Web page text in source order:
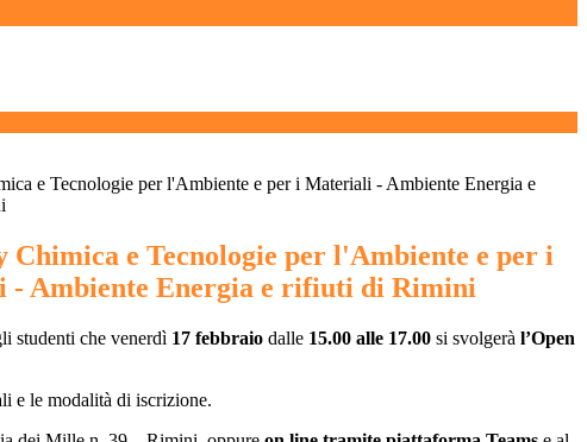
e Tecnologie per l'Ambiente e per i Materiali - Ambiente Energia e
Chimica e Tecnologie per l'Ambiente e per i
- Ambiente Energia e rifiuti di Rimini
studenti che venerdì 17 febbraio dalle 15.00 alle 17.00 si svolgerà l’Open
e le modalità di iscrizione.